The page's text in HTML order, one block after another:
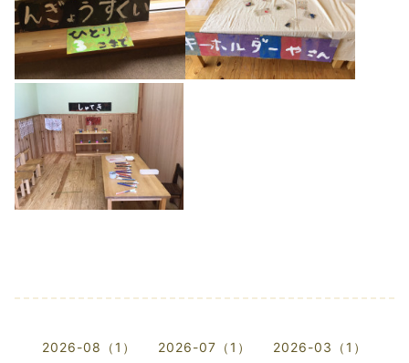
2026-08（1） 2026-07（1）
2026-03（1）